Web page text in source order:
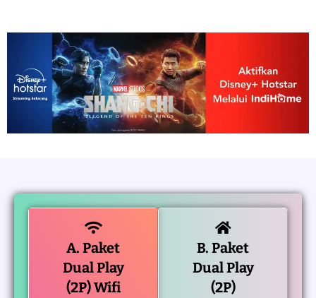
A. Paket
Dual Play
(2P) Wifi
B. Paket
Dual Play
(2P)